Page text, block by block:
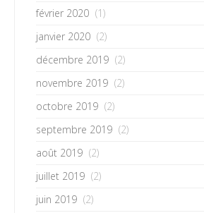
février 2020 (1)
janvier 2020 (2)
décembre 2019 (2)
novembre 2019 (2)
octobre 2019 (2)
septembre 2019 (2)
août 2019 (2)
juillet 2019 (2)
juin 2019 (2)